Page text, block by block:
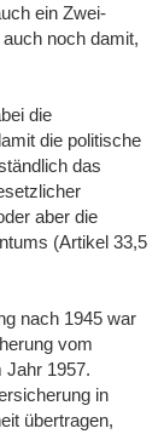
ein Zwei-
noch damit,
die
die politische
das
aber die
(Artikel 33,5
nach 1945 war
vom
Jahr 1957.
in
übertragen,